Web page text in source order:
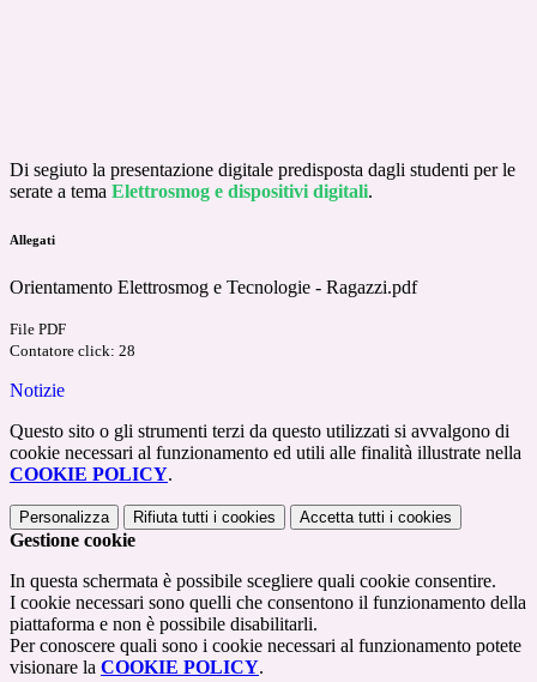
Di segiuto la presentazione digitale predisposta dagli studenti per le
serate a tema Elettrosmog e dispositivi digitali.
Allegati
Orientamento Elettrosmog e Tecnologie - Ragazzi.pdf
File PDF
Contatore click: 28
Notizie
Questo sito o gli strumenti terzi da questo utilizzati si avvalgono di
cookie necessari al funzionamento ed utili alle finalità illustrate nella
COOKIE POLICY.
Personalizza Rifiuta tutti i cookies Accetta tutti i cookies
Gestione cookie
In questa schermata è possibile scegliere quali cookie consentire.
I cookie necessari sono quelli che consentono il funzionamento della
piattaforma e non è possibile disabilitarli.
Per conoscere quali sono i cookie necessari al funzionamento potete
visionare la COOKIE POLICY.